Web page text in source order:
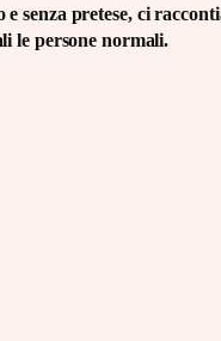
e senza pretese, ci
le persone normali.